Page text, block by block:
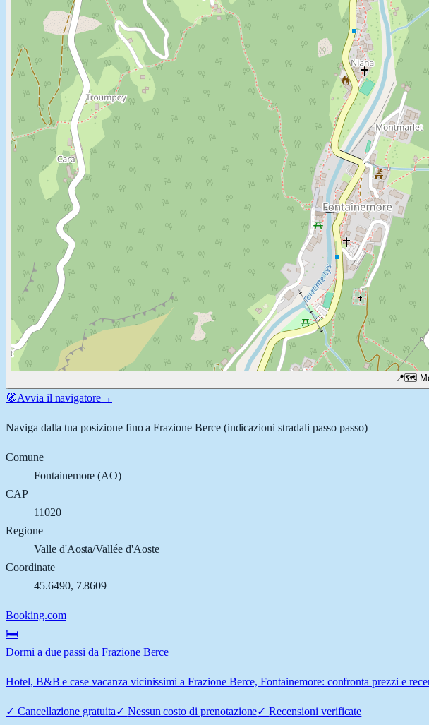
📍🗺️
🧭Avvia il navigatore→
Naviga dalla tua posizione fino aFrazione Berce(indicazioni stradali passo passo)
Comune
Fontainemore (AO)
CAP
11020
Regione
Valle d'Aosta/Vallée d'Aoste
Coordinate
45.6490, 7.8609
Booking.com
🛏️
Dormi a due passi da Frazione Berce
Hotel, B&B e case vacanza vicinissimi a Frazione Berce, Fontainemore: confronta prezzi e
✓ Cancellazione gratuita✓ Nessun costo di prenotazione✓Recensioni verificate